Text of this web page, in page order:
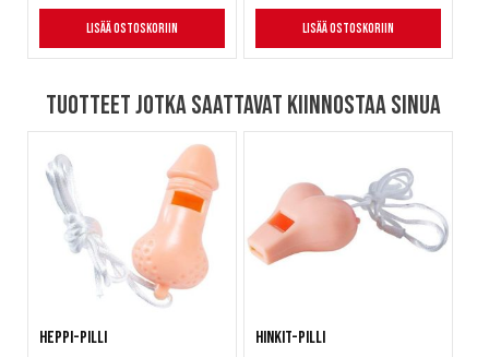
Lisää ostoskoriin Lisää ostoskoriin
Tuotteet jotka saattavat kiinnostaa sinua
Heppi-pilli Hinkit-pilli